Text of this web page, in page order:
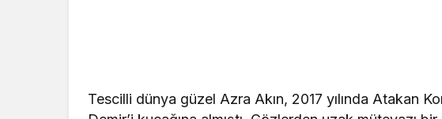
Tescilli dünya güzel Azra Akın, 2017 yılında Atakan